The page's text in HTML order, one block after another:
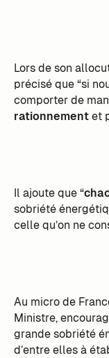
Lors de son
précisé que “si
comporter de
rationnementet
Il ajoute que “
sobriété
celle qu’on ne
Au micro de
Ministre,
grande sobriété
d’entre elles à